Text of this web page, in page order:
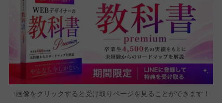
↑画像をクリックすると受け取りページを見ることができます！